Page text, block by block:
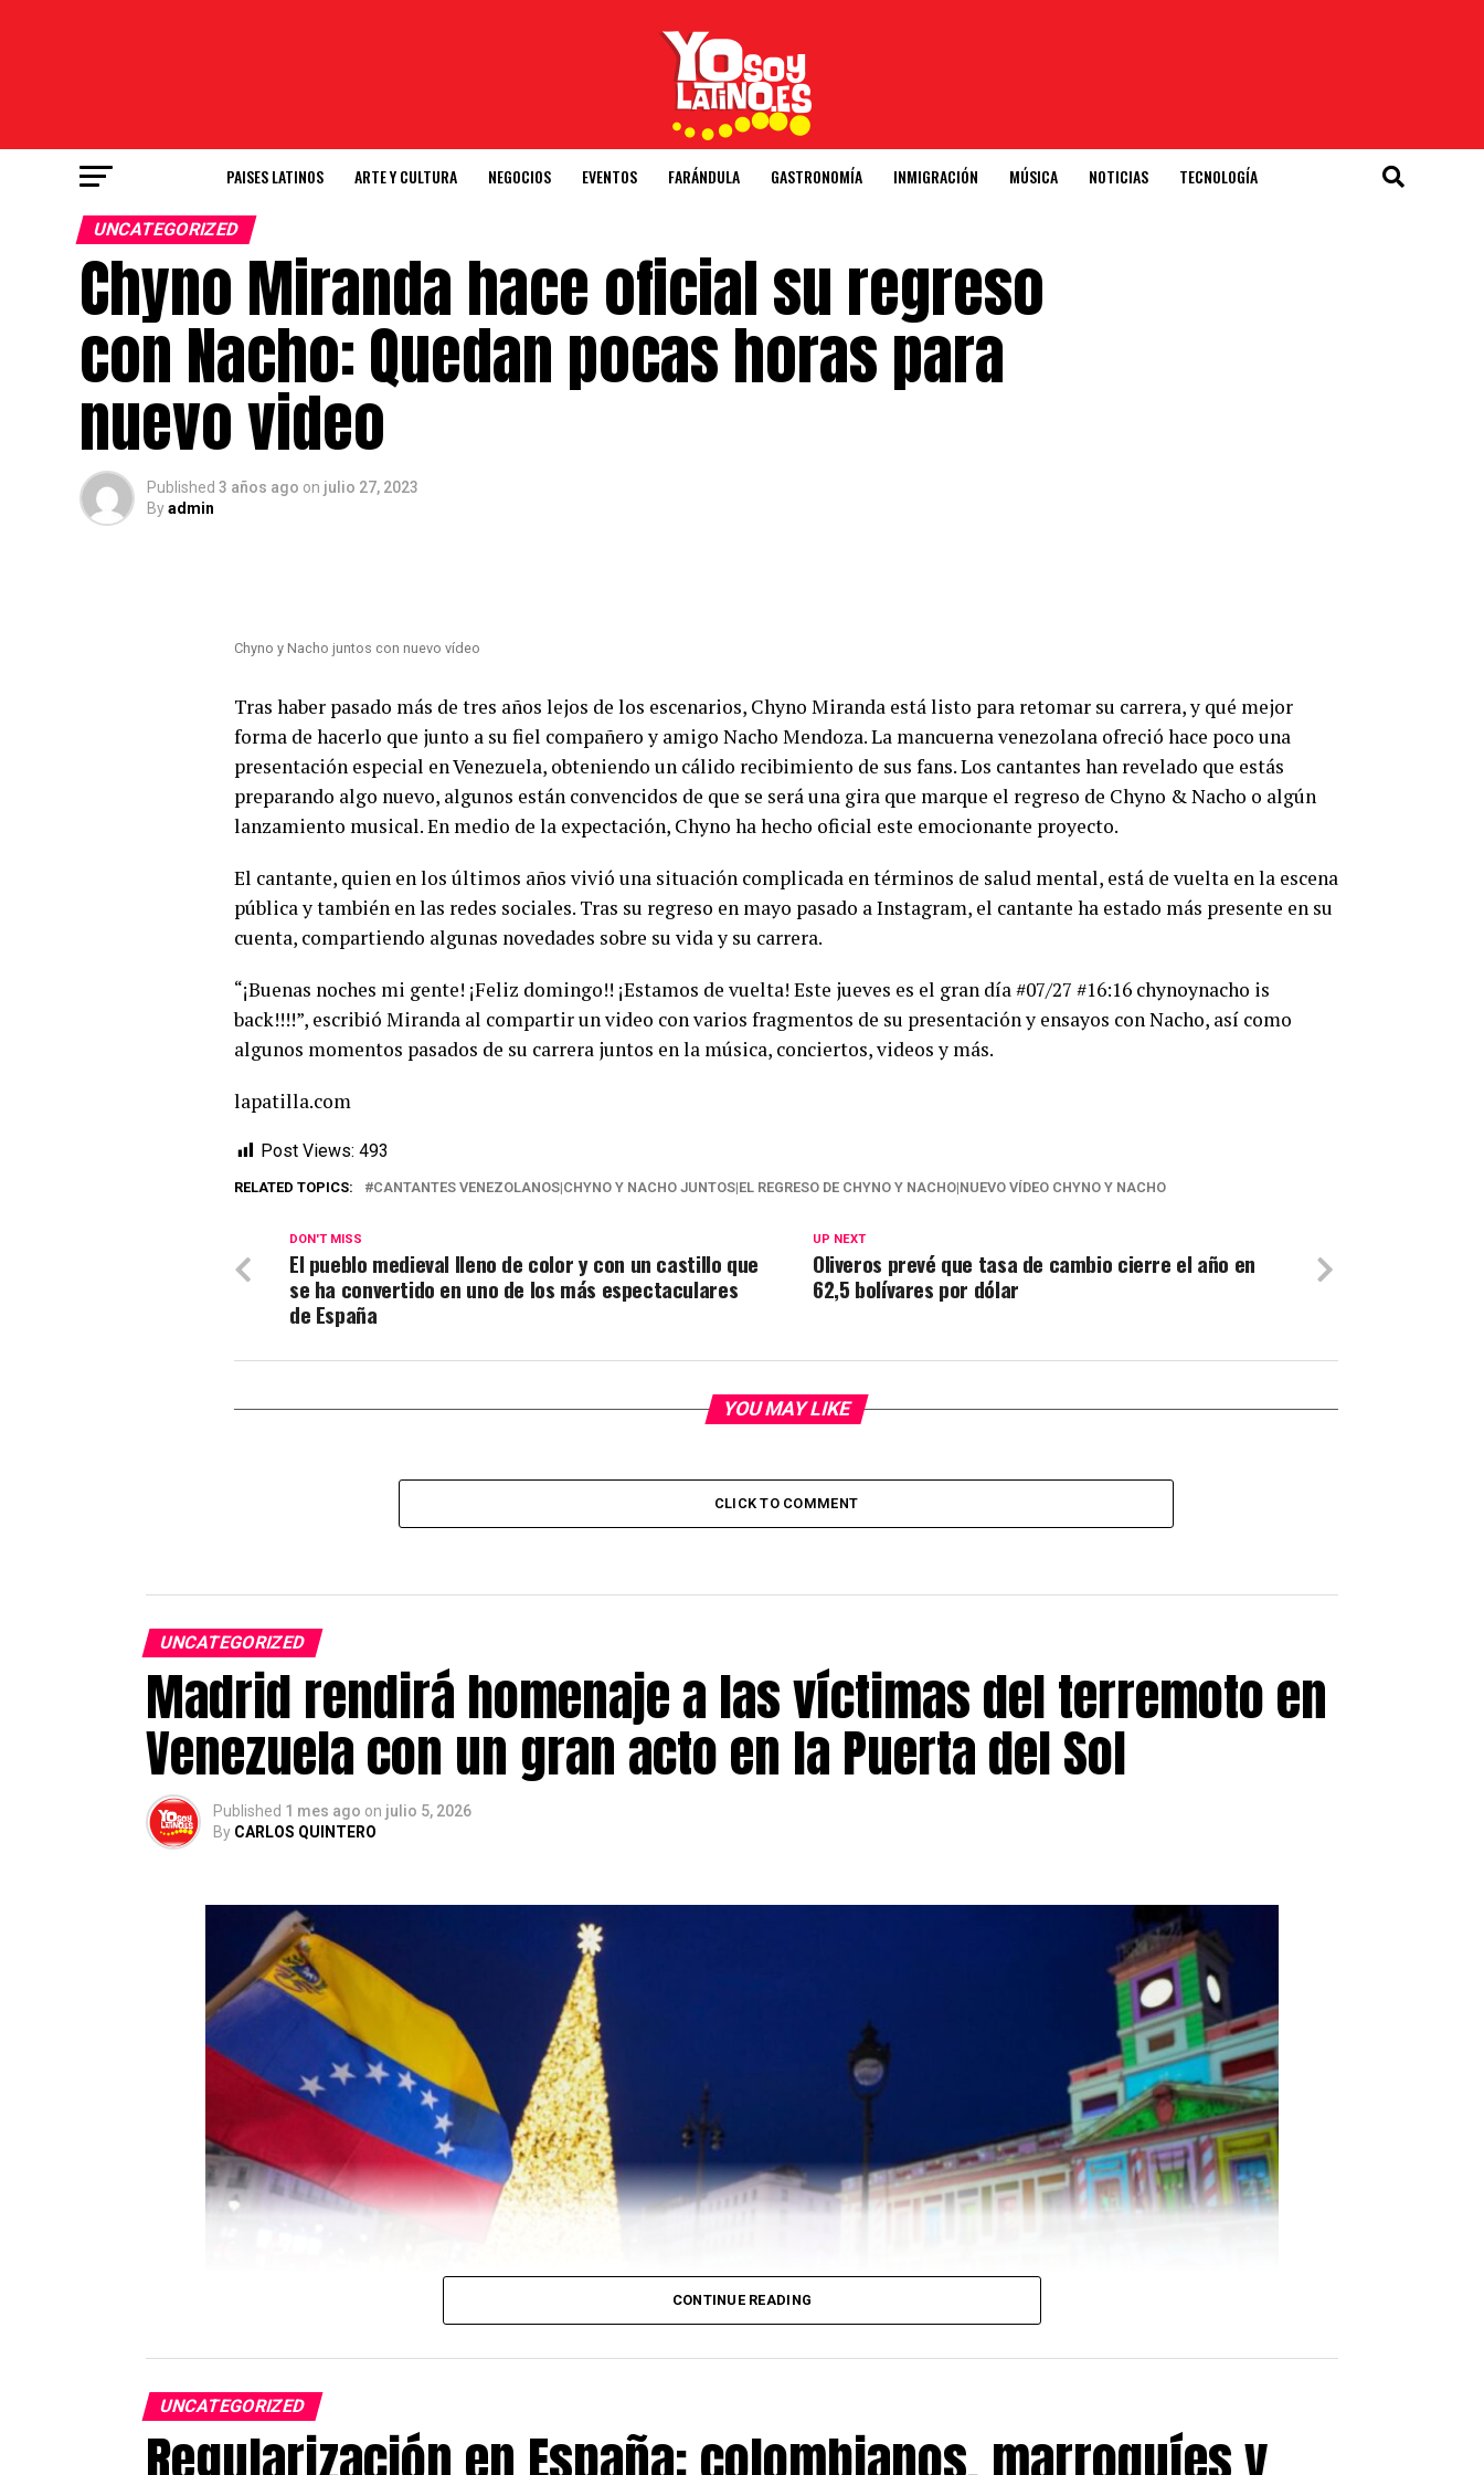
PAISES LATINOS ARTE Y CULTURA NEGOCIOS EVENTOS FARÁNDULA GASTRONOMÍA INMIGRACIÓN MÚSICA NOTICIAS TECNOLOGÍA
UNCATEGORIZED
Chyno Miranda hace oficial su regreso
con Nacho: Quedan pocas horas para
nuevo video
Published 3 años ago on julio 27, 2023
Byadmin
Chyno y Nacho juntos con nuevo vídeo
Tras haber pasado más de tres años lejos de los escenarios, Chyno Miranda está listo para retomar su carrera, y qué mejor
forma de hacerlo que junto a su fiel compañero y amigo Nacho Mendoza. La mancuerna venezolana ofreció hace poco una
presentación especial en Venezuela, obteniendo un cálido recibimiento de sus fans. Los cantantes han revelado que estás
preparando algo nuevo, algunos están convencidos de que se será una gira que marque el regreso de Chyno & Nacho o algún
lanzamiento musical. En medio de la expectación, Chyno ha hecho oficial este emocionante proyecto.
El cantante, quien en los últimos años vivió una situación complicada en términos de salud mental, está de vuelta en la escena
pública y también en las redes sociales. Tras su regreso en mayo pasado a Instagram, el cantante ha estado más presente en su
cuenta, compartiendo algunas novedades sobre su vida y su carrera.
“¡Buenas noches mi gente! ¡Feliz domingo!! ¡Estamos de vuelta! Este jueves es el gran día #07/27 #16:16 chynoynacho is
back!!!!”, escribió Miranda al compartir un video con varios fragmentos de su presentación y ensayos con Nacho, así como
algunos momentos pasados de su carrera juntos en la música, conciertos, videos y más.
lapatilla.com
Post Views: 493
RELATED TOPICS: CANTANTES VENEZOLANOS|CHYNO Y NACHO JUNTOS|EL REGRESO DE CHYNO Y NACHO|NUEVO VÍDEO CHYNO Y NACHO
UP NEXT
Oliveros prevé que tasa de cambio cierre el año en
62,5 bolívares por dólar
DON'T MISS
El pueblo medieval lleno de color y con un castillo que
se ha convertido en uno de los más espectaculares
de España
YOU MAY LIKE
CLICK TO COMMENT
UNCATEGORIZED
Madrid rendirá homenaje a las víctimas del terremoto en
Venezuela con un gran acto en la Puerta del Sol
Published 1 mes ago on julio 5, 2026
By CARLOS QUINTERO
CONTINUE READING
UNCATEGORIZED
Regularización en España: colombianos, marroquíes y